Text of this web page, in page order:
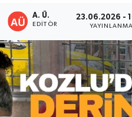
A. Ü.
EDITÖR
23.06.2026 -
YAYINLANMA